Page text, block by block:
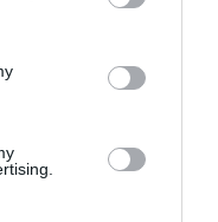
third-party tags to
in below Google